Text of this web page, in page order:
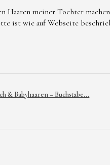
Haaren meiner Tochter
ist wie auf Webseite
& Babyhaaren – Buchstabe...